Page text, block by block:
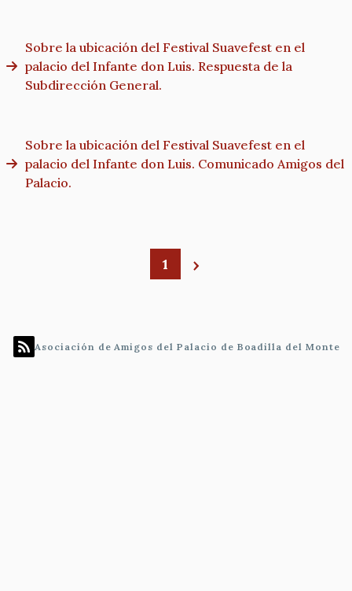
Sobre la ubicación del Festival Suavefest en el
palacio del Infante don Luis. Respuesta de la
Subdirección General.
Sobre la ubicación del Festival Suavefest en el
palacio del Infante don Luis. Comunicado Amigos del
Palacio.
1
Asociación de Amigos del Palacio de Boadilla del Monte